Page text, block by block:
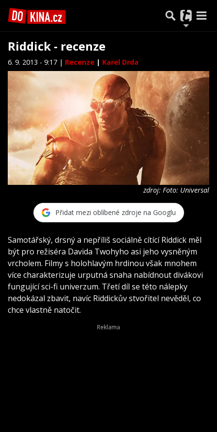
Riddick - recenze
6. 9. 2013 - 9:17 | Recenze | Karel Drda
zdroj: Foto: Universal
Přidat mezi oblíbené zdroje na Googlu
Samotářský, drsný a nepříliš sociálně cítící Riddick měl
být pro režiséra Davida Twohyho asi jeho vysněným
vrcholem. Filmy s holohlavým hrdinou však mnohem
více charakterizuje urputná snaha nabídnout divákovi
fungující sci-fi univerzum. Třetí díl se této nálepky
nedokázal zbavit, navíc Riddickův stvořitel nevěděl, co
chce vlastně natočit.